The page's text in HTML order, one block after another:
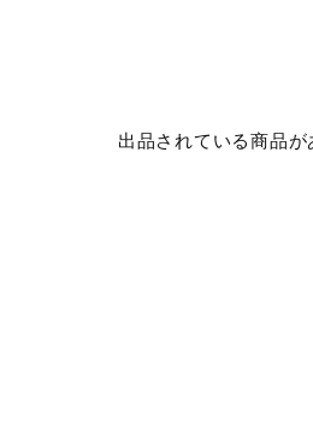
出品されている商品が